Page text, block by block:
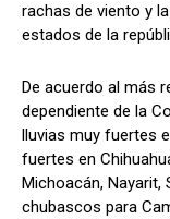
rachas de viento y
estados de la
De acuerdo al más
dependiente de la
lluvias muy fuertes
fuertes en
Michoacán, Nayarit,
chubascos para